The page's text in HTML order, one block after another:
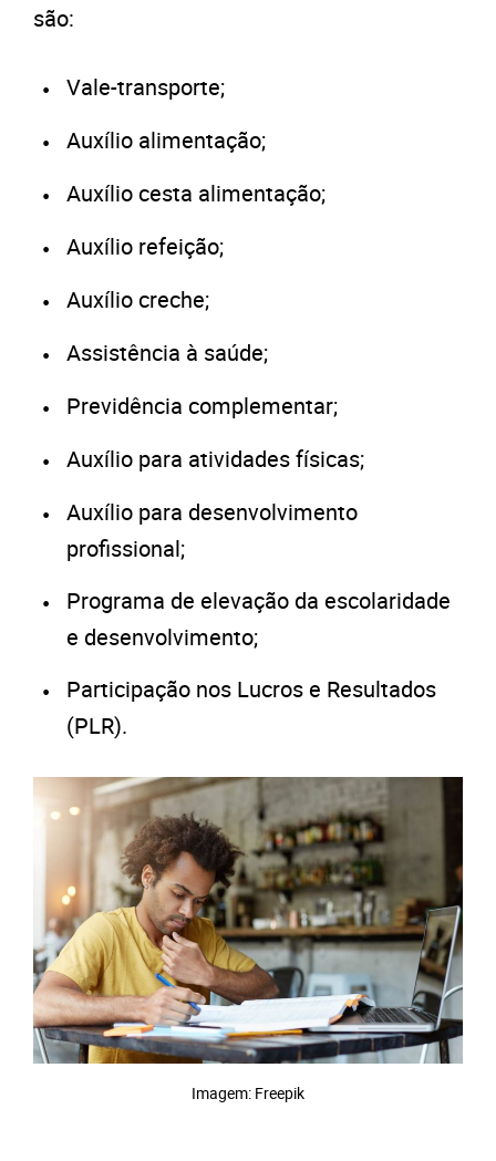
são:
Vale-transporte;
Auxílio alimentação;
Auxílio cesta alimentação;
Auxílio refeição;
Auxílio creche;
Assistência à saúde;
Previdência complementar;
Auxílio para atividades físicas;
Auxílio para desenvolvimento
profissional;
Programa de elevação da escolaridade
e desenvolvimento;
Participação nos Lucros e Resultados
(PLR).
Imagem: Freepik